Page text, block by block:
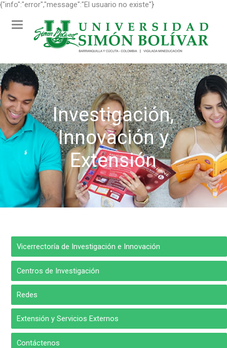
{"info":"error","message":"El usuario no existe"}
Toggle
navigation
Investigación,
Innovación y
Extensión
Vicerrectoría de Investigación e Innovación
Centros de Investigación
Redes
Extensión y Servicios Externos
Contáctenos